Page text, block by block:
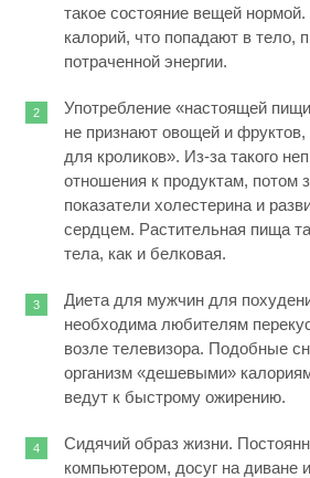
такое состояние вещей
калорий, что попадают в тело,
потраченной энергии.
Употребление «настоящей
не признают овощей и фруктов,
для кроликов». Из-за такого
отношения к продуктам, потом
показатели холестерина и
сердцем. Растительная пища
тела, как и белковая.
Диета для мужчин для
необходима любителям
возле телевизора. Подобные
организм «дешевыми»
ведут к быстрому ожирению.
Сидячий образ жизни.
компьютером, досуг на диване